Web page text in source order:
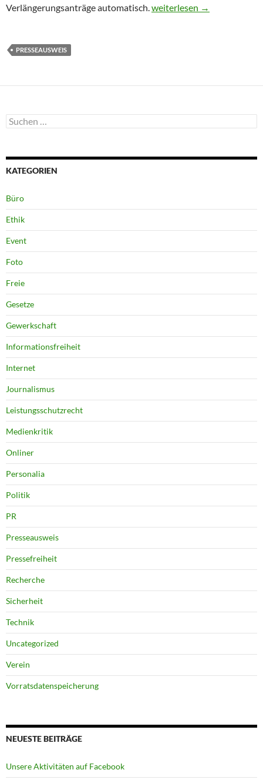
Verlängerungsanträge automatisch.Presseausweis 2017
weiterlesen →
PRESSEAUSWEIS
Suchen
nach:
KATEGORIEN
Büro
Ethik
Event
Foto
Freie
Gesetze
Gewerkschaft
Informationsfreiheit
Internet
Journalismus
Leistungsschutzrecht
Medienkritik
Onliner
Personalia
Politik
PR
Presseausweis
Pressefreiheit
Recherche
Sicherheit
Technik
Uncategorized
Verein
Vorratsdatenspeicherung
NEUESTE BEITRÄGE
Unsere Aktivitäten auf Facebook